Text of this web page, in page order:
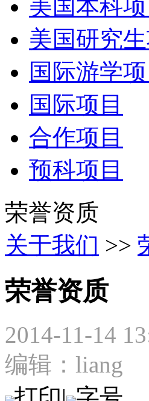
美国本科项
美国研究生
国际游学项
国际项目
合作项目
预科项目
荣誉资质
关于我们 >>
荣誉资质
2014-11-14
编辑：liang